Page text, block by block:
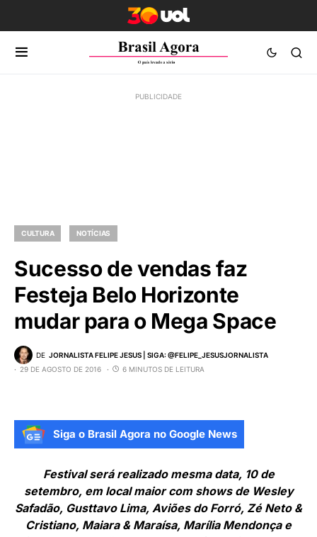
CULTURA NOTÍCIAS
Sucesso de vendas faz
Festeja Belo Horizonte
mudar para o Mega Space
DE JORNALISTA FELIPE JESUS | SIGA: @FELIPE_JESUSJORNALISTA
29 DE AGOSTO DE 2016
6 MINUTOS DE LEITURA
Siga o Brasil Agora no Google News
Festival será realizado mesma data, 10 de
setembro, em local maior com shows de Wesley
Safadão, Gusttavo Lima, Aviões do Forró, Zé Neto &
Cristiano, Maiara & Maraísa, Marília Mendonça e